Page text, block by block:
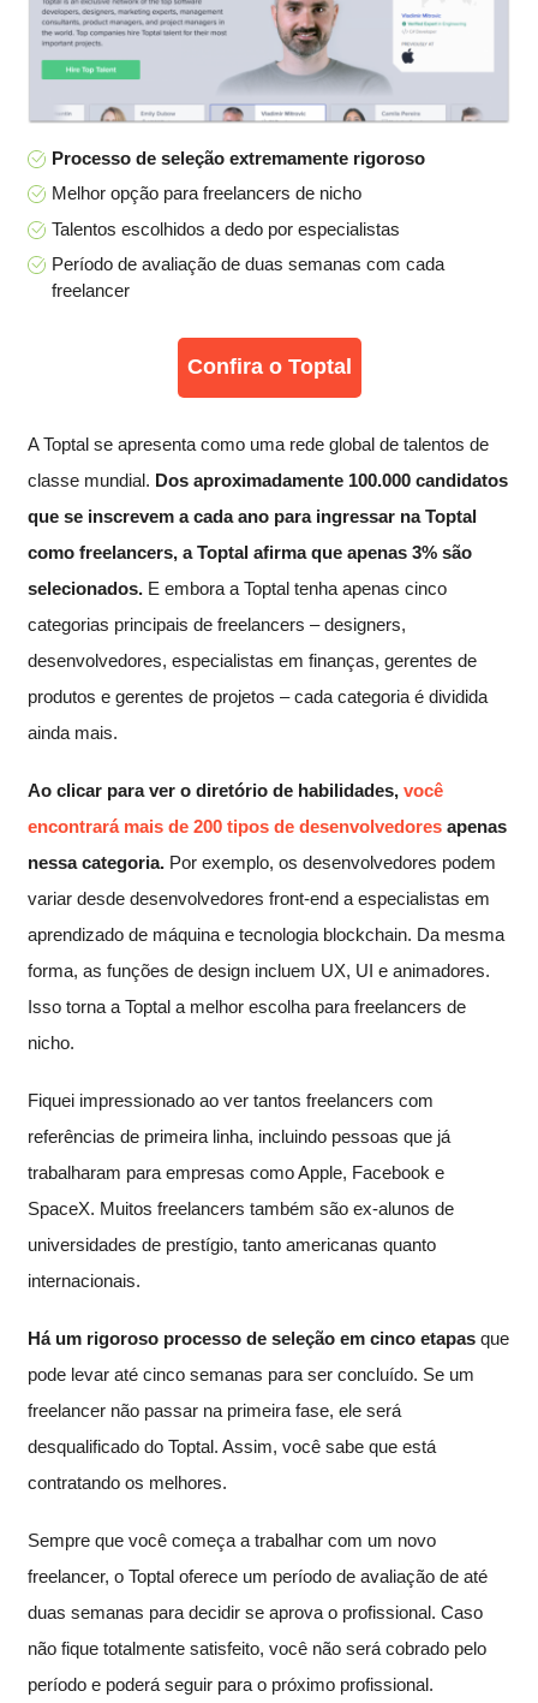
Processo de seleção extremamente rigoroso
Melhor opção para freelancers de nicho
Talentos escolhidos a dedo por especialistas
Período de avaliação de duas semanas com cada
freelancer
Confira o Toptal
A Toptal se apresenta como uma rede global de talentos de
classe mundial. Dos aproximadamente 100.000 candidatos
que se inscrevem a cada ano para ingressar na Toptal
como freelancers, a Toptal afirma que apenas 3% são
selecionados. E embora a Toptal tenha apenas cinco
categorias principais de freelancers – designers,
desenvolvedores, especialistas em finanças, gerentes de
produtos e gerentes de projetos – cada categoria é dividida
ainda mais.
Ao clicar para ver o diretório de habilidades, você
encontrará mais de 200 tipos de desenvolvedores apenas
nessa categoria. Por exemplo, os desenvolvedores podem
variar desde desenvolvedores front-end a especialistas em
aprendizado de máquina e tecnologia blockchain. Da mesma
forma, as funções de design incluem UX, UI e animadores.
Isso torna a Toptal a melhor escolha para freelancers de
nicho.
Fiquei impressionado ao ver tantos freelancers com
referências de primeira linha, incluindo pessoas que já
trabalharam para empresas como Apple, Facebook e
SpaceX. Muitos freelancers também são ex-alunos de
universidades de prestígio, tanto americanas quanto
internacionais.
Há um rigoroso processo de seleção em cinco etapas que
pode levar até cinco semanas para ser concluído. Se um
freelancer não passar na primeira fase, ele será
desqualificado do Toptal. Assim, você sabe que está
contratando os melhores.
Sempre que você começa a trabalhar com um novo
freelancer, o Toptal oferece um período de avaliação de até
duas semanas para decidir se aprova o profissional. Caso
não fique totalmente satisfeito, você não será cobrado pelo
período e poderá seguir para o próximo profissional.